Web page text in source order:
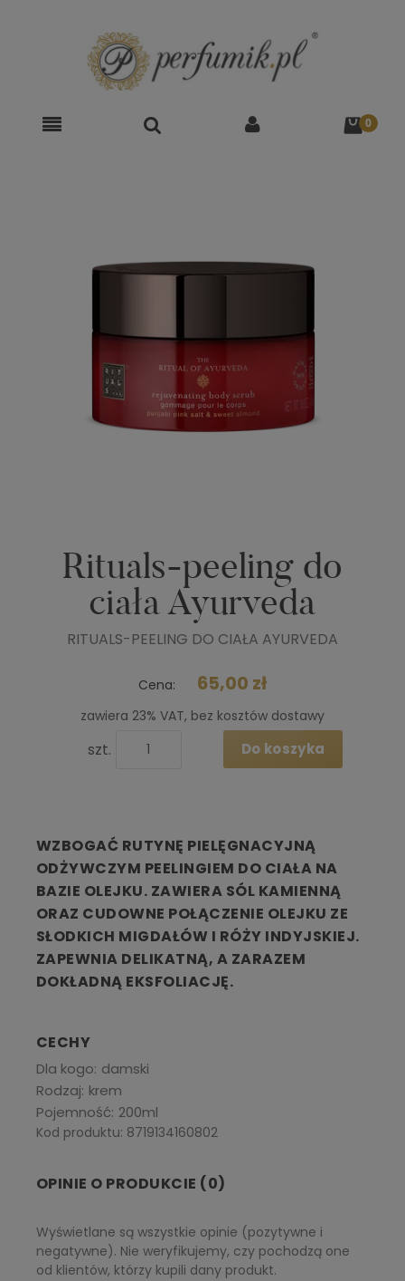
Rituals-peeling do
ciała Ayurveda
RITUALS-PEELING DO CIAŁA AYURVEDA
Cena: 65,00 zł
zawiera 23% VAT, bez kosztów dostawy
szt. Do koszyka
WZBOGAĆ RUTYNĘ PIELĘGNACYJNĄ
ODŻYWCZYM PEELINGIEM DO CIAŁA NA
BAZIE OLEJKU. ZAWIERA SÓL KAMIENNĄ
ORAZ CUDOWNE POŁĄCZENIE OLEJKU ZE
SŁODKICH MIGDAŁÓW I RÓŻY INDYJSKIEJ.
ZAPEWNIA DELIKATNĄ, A ZARAZEM
DOKŁADNĄ EKSFOLIACJĘ.
CECHY
Dla kogo damski
Rodzaj krem
Pojemność 200ml
Kod produktu: 8719134160802
OPINIE O PRODUKCIE (0)
Wyświetlane są wszystkie opinie (pozytywne i
negatywne). Nie weryfikujemy, czy pochodzą one
od klientów, którzy kupili dany produkt.